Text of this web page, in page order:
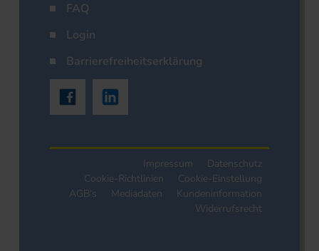
FAQ
Login
Barrierefreiheitserklärung
Impressum
Datenschutz
Cookie-Richtlinien
Cookie-Einstellung
AGB's
Mediadaten
Kundeninformation
Widerrufsrecht